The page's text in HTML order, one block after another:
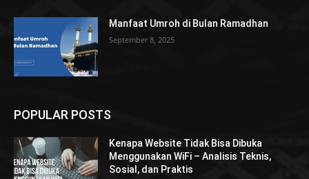
Manfaat Umroh di Bulan Ramadhan
September 8, 2025
POPULAR POSTS
Kenapa Website Tidak Bisa Dibuka
Menggunakan WiFi – Analisis Teknis,
Sosial, dan Praktis